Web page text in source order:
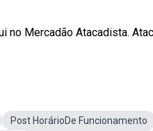
no Mercadão Atacadista.
Post HorárioDe Funcionamento